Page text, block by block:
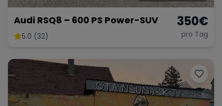
Audi RSQ8 – 600 PS Power-SUV
5.0 (32)
350€
pro Tag